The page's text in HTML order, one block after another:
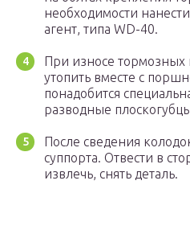
необходимости
агент, типа WD-40.
При износе тормозных
утопить вместе с
понадобится
разводные
После сведения
суппорта. Отвести в
извлечь, снять деталь.